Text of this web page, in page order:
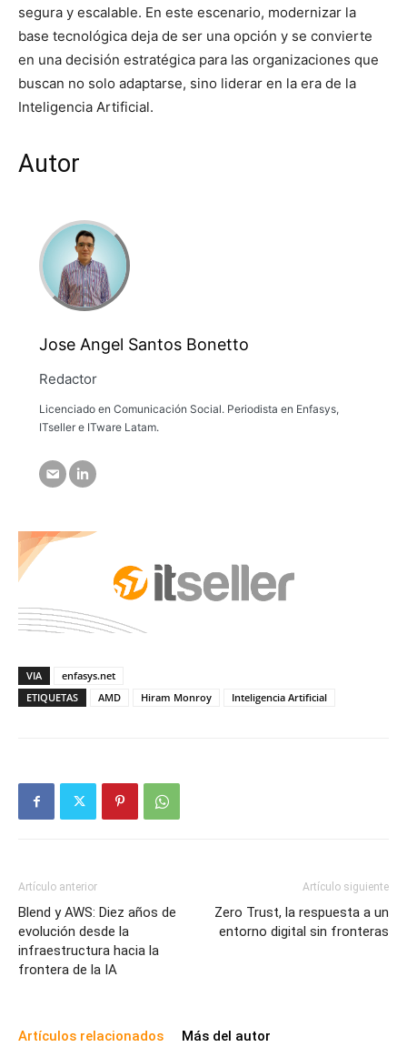
segura y escalable. En este escenario, modernizar la
base tecnológica deja de ser una opción y se convierte
en una decisión estratégica para las organizaciones que
buscan no solo adaptarse, sino liderar en la era de la
Inteligencia Artificial.
Autor
Jose Angel Santos Bonetto
Redactor
Licenciado en Comunicación Social. Periodista en Enfasys,
ITseller e ITware Latam.
VIA
enfasys.net
ETIQUETAS
AMD Hiram Monroy Inteligencia Artificial
Artículo anterior
Blend y AWS: Diez años de
evolución desde la
infraestructura hacia la
frontera de la IA
Artículo siguiente
Zero Trust, la respuesta a un
entorno digital sin fronteras
Artículos relacionados Más del autor